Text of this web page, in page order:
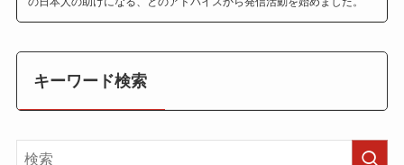
キーワード検索